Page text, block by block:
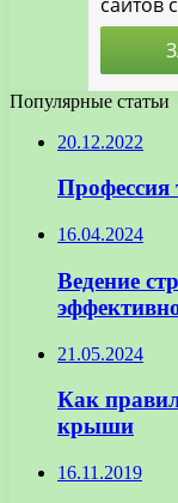
Популярные статьи
20.12.2022
Профессия
16.04.2024
Ведение
21.05.2024
Как
крыши
16.11.2019